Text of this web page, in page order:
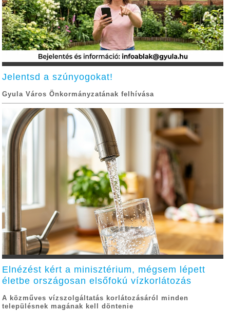
Jelentsd a szúnyogokat!
Gyula Város Önkormányzatának felhívása
Elnézést kért a minisztérium, mégsem lépett
életbe országosan elsőfokú vízkorlátozás
A közműves vízszolgáltatás korlátozásáról minden
településnek magának kell döntenie